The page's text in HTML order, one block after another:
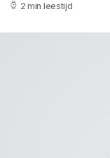
2 min leestijd